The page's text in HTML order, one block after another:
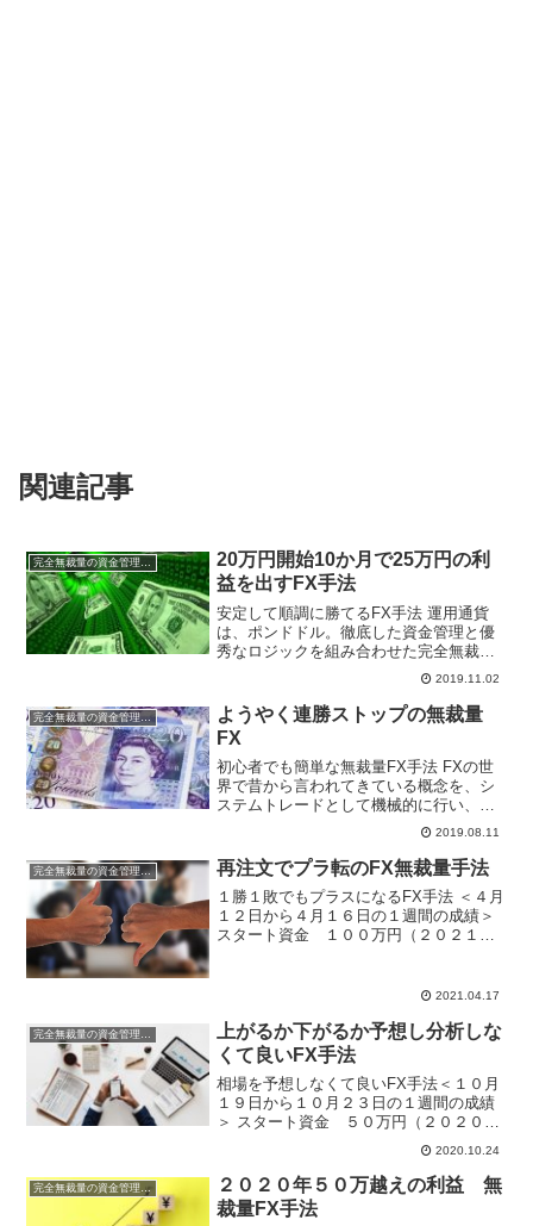
関連記事
完全無裁量の資金管理FX
20万円開始10か月で25万円の利
益を出すFX手法
安定して順調に勝てるFX手法 運用通貨
は、ポンドドル。徹底した資金管理と優
秀なロジックを組み合わせた完全無裁量
のハイブリッドFXです。過去の成績（記
事）は上記をクリック！ ポンドドルに特
化した無裁量FXロジック ＜１０月２８日
から１１月１日...
2019.11.02
完全無裁量の資金管理FX
ようやく連勝ストップの無裁量
FX
初心者でも簡単な無裁量FX手法 FXの世
界で昔から言われてきている概念を、シ
ステムトレードとして機械的に行い、ス
トップとリミットの値をきちんと計算
し、損切りが数回続いても破たんしない
ように資金管理を徹底して行い、月単位
年単位で勝っていけるロ...
2019.08.11
完全無裁量の資金管理FX 再注文でプラ転のFX無裁量手法
１勝１敗でもプラスになるFX手法 ＜４月
１２日から４月１６日の１週間の成績＞
スタート資金 １００万円（２０２１
益 １７１，１７５円※国内口座複利
2021.04.17
完全無裁量の資金管理FX
上がるか下がるか予想し分析しな
くて良いFX手法
相場を予想しなくて良いFX手法＜１０月
１９日から１０月２３日の１週間の成績
＞ スタート資金 ５０万円（２０２０
年）週間利益 ２４，１７６円 月
間利益 ▲３，０４３円 年間利
益 ４５５，０９３円 ※複利運用中通
常は、チャートを分析...
2020.10.24
完全無裁量の資金管理FX
２０２０年５０万越えの利益 無
裁量FX手法